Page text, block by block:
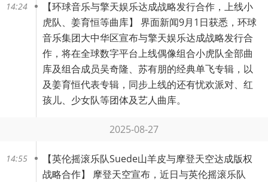
14:24 【环球音乐与擎天娱乐达成战略发行合作，上线小
虎队、姜育恒等曲库】 界面新闻9月1日获悉，环球
音乐集团大中华区宣布与擎天娱乐达成战略发行合
作，将在全球数字平台上线偶像组合小虎队全部曲
库及组合成员吴奇隆、苏有朋的经典单飞专辑，以
及姜育恒代表专辑，同步上线的还有忧欢派对、红
孩儿、少女队等团体及艺人曲库。
2025-08-27
14:55 【英伦摇滚乐队Suede山羊皮与摩登天空达成版权
战略合作】 摩登天空宣布，近日与英伦摇滚乐队